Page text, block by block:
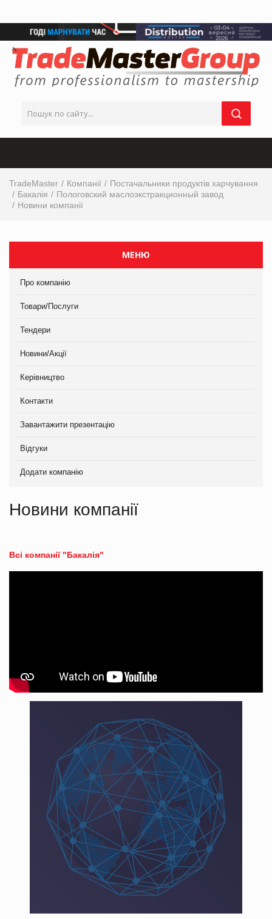
TradeMaster Компанії
Постачальники продуктів харчування
Бакалія
Пологовский маслоэкстракционный завод
Новини компанії
МЕНЮ
Про компанію
Товари/Послуги
Тендери
Новини/Акції
Керівництво
Контакти
Завантажити презентацію
Відгуки
Додати компанію
Новини компанії
Всі компанії "Бакалія"